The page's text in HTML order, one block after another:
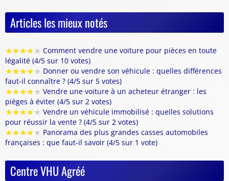
Articles les mieux notés
★★★★★ Comment vendre une voiture pour pièces en toute
légalité (4/5 sur 10 votes)
★★★★★ Donner ou vendre son véhicule : quelles différences
faut-il connaître ? (4/5 sur 5 votes)
★★★★★ Vendre une voiture à un acheteur étranger : les
pièges à éviter (4/5 sur 2 votes)
★★★★★ Vendre un véhicule immobilisé : quelles solutions
pour réussir la vente ? (4/5 sur 2 votes)
★★★★★ Panorama des plus grandes casses automobiles
françaises : que faut-il savoir (4/5 sur 1 vote)
Centre VHU Agréé